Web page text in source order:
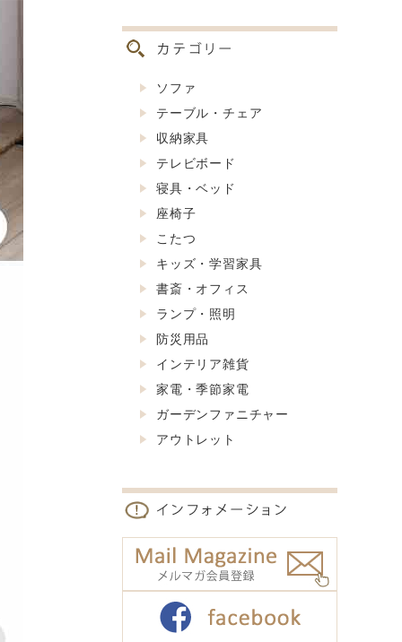
ソファ
テーブル・チェア
収納家具
テレビボード
寝具・ベッド
座椅子
こたつ
キッズ・学習家具
書斎・オフィス
ランプ・照明
防災用品
インテリア雑貨
家電・季節家電
ガーデンファニチャー
アウトレット